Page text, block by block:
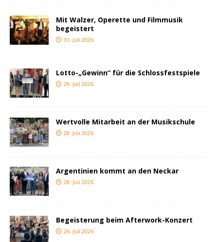
Mit Walzer, Operette und Filmmusik
begeistert
31. Juli 2026
Lotto-„Gewinn“ für die Schlossfestspiele
29. Juli 2026
Wertvolle Mitarbeit an der Musikschule
28. Juli 2026
Argentinien kommt an den Neckar
28. Juli 2026
Begeisterung beim Afterwork-Konzert
26. Juli 2026